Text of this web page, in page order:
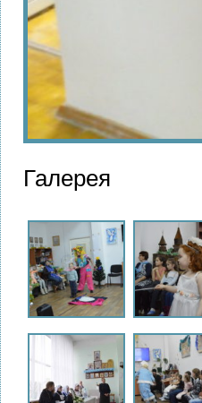
Галерея